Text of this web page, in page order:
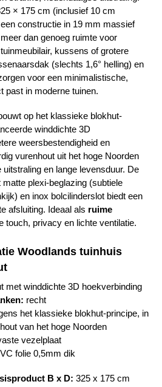
× 175 cm (inclusief 10 cm
constructie in 19 mm massief
dan genoeg ruimte voor
kussens of grotere
(slechts 1,6° helling) en
voor een minimalistische,
past in moderne tuinen.
op het klassieke blokhut-
winddichte 3D
weersbestendigheid en
vurenhout uit het hoge Noorden
en lange levensduur. De
plexi-beglazing (subtiele
en inox bolcilinderslot biedt een
afsluiting. Ideaal als ruime
touch, privacy en lichte ventilatie.
Woodlands tuinhuis
met winddichte 3D hoekverbinding
recht
het klassieke blokhut-principe, in
van het hoge Noorden
vezelplaat
folie 0,5mm dik
B x D: 325 x 175 cm